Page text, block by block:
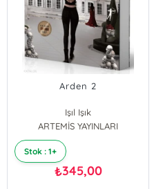
Arden 2
Işıl Işık
ARTEMİS YAYINLARI
Stok : 1+
₺345,00